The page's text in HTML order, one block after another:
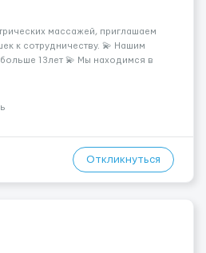
массажей, приглашаем
к сотрудничеству. 💫 Нашим
13лет 💫 Мы находимся в
Наличие работы. Поток 💝
Откликнуться